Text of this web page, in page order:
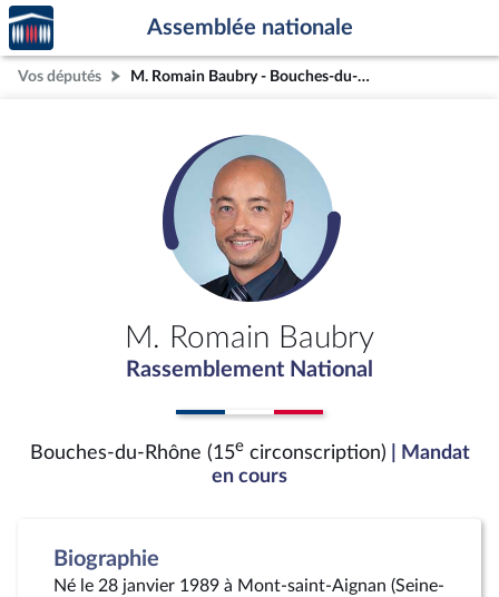
Aller au contenu
Aller en bas de la page
Accèder
à la
page
d'accueil
Assemblée nationale
Vos députés M. Romain Baubry - Bouches-du-Rhône (15e circonscription)
M. Romain Baubry
Rassemblement National
Bouches-du-Rhône (15ecirconscription)
| Mandat
en cours
Biographie
Né le 28 janvier 1989 à Mont-saint-Aignan (Seine-